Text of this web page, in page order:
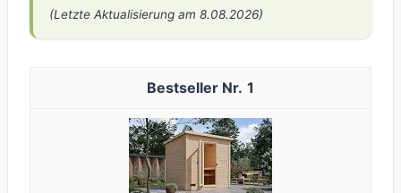
(Letzte Aktualisierung am 8.08.2026)
1